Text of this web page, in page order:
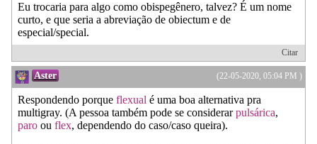
Eu trocaria para algo como obispegênero, talvez? É um nome
curto, e que seria a abreviação de obiectum e de
especial/special.
Citar
(22-05-2020, 05:04 PM )
Aster
Respondendo porque flexual é uma boa alternativa pra
multigray. (A pessoa também pode se considerarpulsárica,
paro ou flex, dependendo do caso/caso queira).